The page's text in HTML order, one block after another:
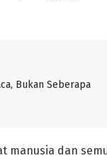
Bukan Seberapa
manusia dan